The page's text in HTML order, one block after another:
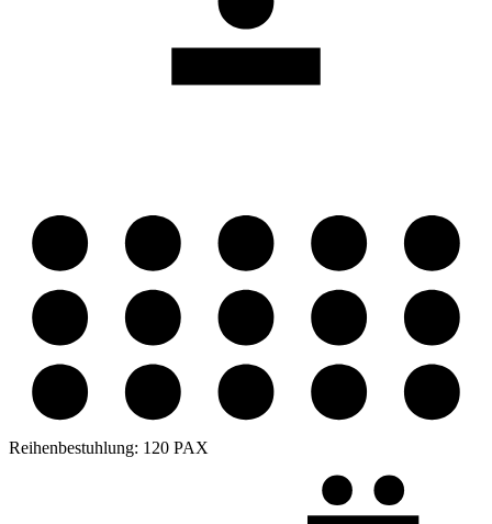
Reihenbestuhlung: 120 PAX